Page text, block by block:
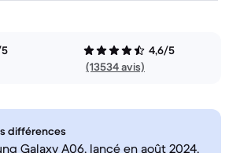
4,6/5
(13534 avis)
différences
Galaxy A06, lancé en août 2024,